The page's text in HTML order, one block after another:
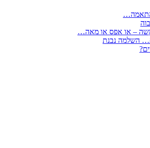
קשה – או אפס או מאה…
השלמה נבנת